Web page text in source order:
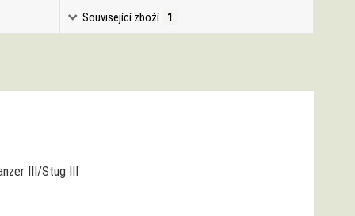
Související zboží 1
III/Stug III